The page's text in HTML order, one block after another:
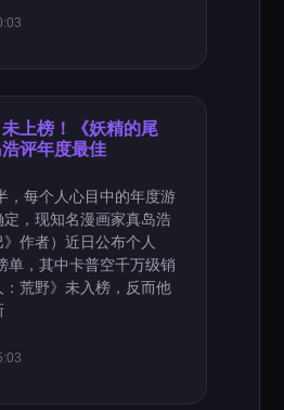
未上榜！《妖精的尾
评年度最佳
，每个人心目中的年度游
定，现知名漫画家真岛浩
》作者）近日公布个人
单，其中卡普空千万级销
荒野》未入榜，反而他